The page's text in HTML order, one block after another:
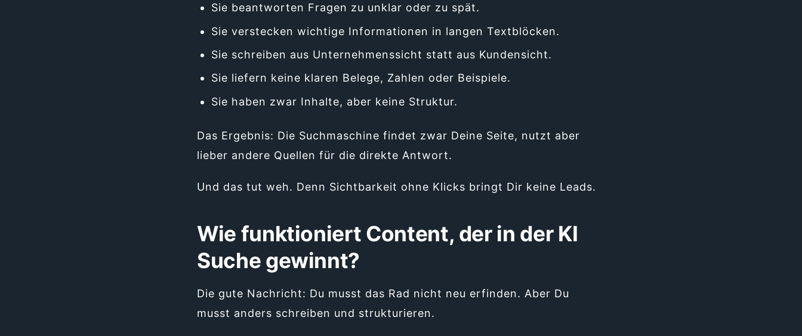
Sie beantworten Fragen zu unklar oder zu spät.
Sie verstecken wichtige Informationen in langen Textblöcken.
Sie schreiben aus Unternehmenssicht statt aus Kundensicht.
Sie liefern keine klaren Belege, Zahlen oder Beispiele.
Sie haben zwar Inhalte, aber keine Struktur.
Das Ergebnis: Die Suchmaschine findet zwar Deine Seite, nutzt aber
lieber andere Quellen für die direkte Antwort.
Und das tut weh. Denn Sichtbarkeit ohne Klicks bringt Dir keine Leads.
Wie funktioniert Content, der in der KI
Suche gewinnt?
Die gute Nachricht: Du musst das Rad nicht neu erfinden. Aber Du
musst anders schreiben und strukturieren.